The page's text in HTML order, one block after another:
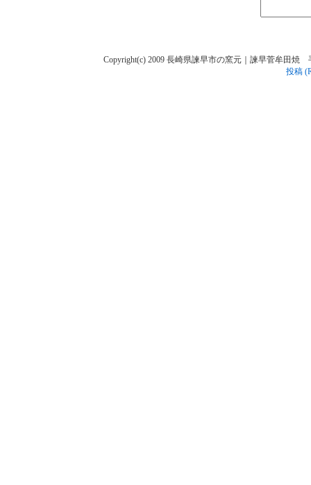
Copyright(c) 2009 長崎県諫早市の窯元｜諫早菅牟田焼
投稿